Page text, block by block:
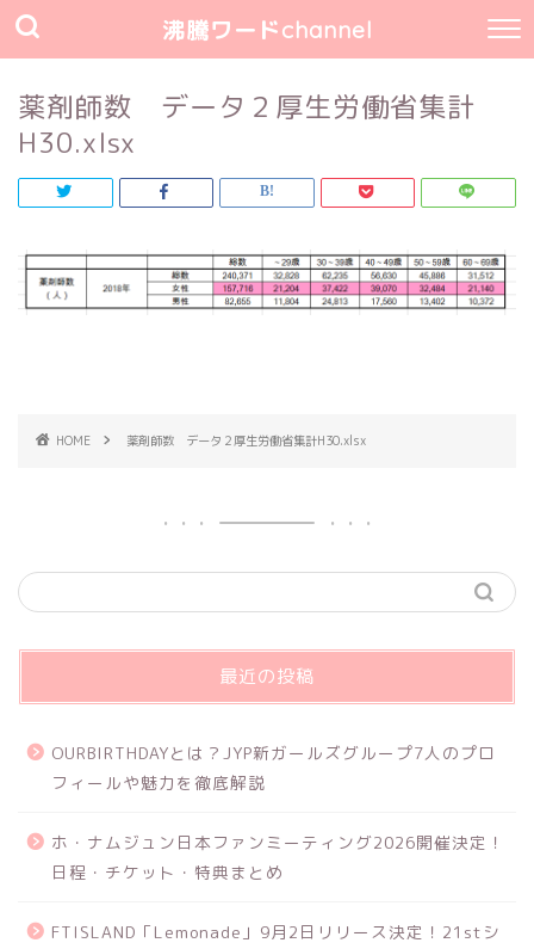
沸騰ワードchannel
薬剤師数 データ２厚生労働省集計
H30.xlsx
HOME 薬剤師数 データ２厚生労働省集計H30.xlsx
最近の投稿
OURBIRTHDAYとは？JYP新ガールズグループ7人のプロ
フィールや魅力を徹底解説
ホ・ナムジュン日本ファンミーティング2026開催決定！
日程・チケット・特典まとめ
FTISLAND「Lemonade」9月2日リリース決定！21stシ